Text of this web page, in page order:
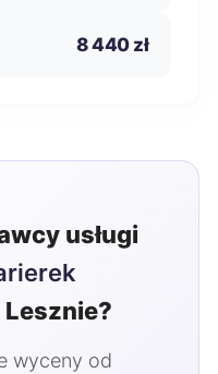
8 440 zł
usługi
Lesznie?
wyceny od